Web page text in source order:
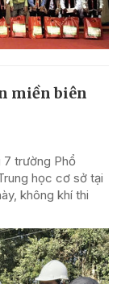
miền biên
7 trường Phổ
học cơ sở tại
không khí thi